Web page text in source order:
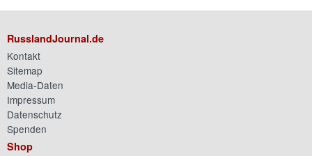
RusslandJournal.de
Kontakt
Sitemap
Media-Daten
Impressum
Datenschutz
Spenden
Shop